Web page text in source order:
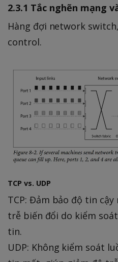
2.3.1 Tắc nghẽn mạng
Hàng đợi network
control.
TCP vs. UDP
TCP: Đảm bảo độ tin
trễ biến đổi do kiểm
tin.
UDP: Không kiểm soát